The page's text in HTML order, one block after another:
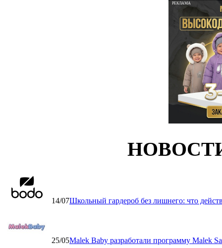
РЕКЛАМА
14/07Школьный гардероб без лишнего: что
25/05Malek Baby разработали программу Malek